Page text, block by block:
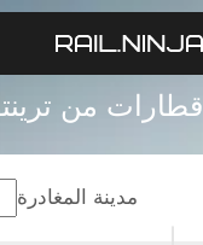
قطارات من
مدينة المغادرة